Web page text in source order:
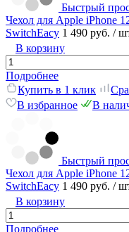
Быстрый
Чехол для Apple iPhone
SwitchEacy 1 490 руб. /
В корзину
Подробнее
Купить в 1 клик
В избранное
В
Быстрый
Чехол для Apple iPhone
SwitchEacy 1 490 руб. /
В корзину
Подробнее